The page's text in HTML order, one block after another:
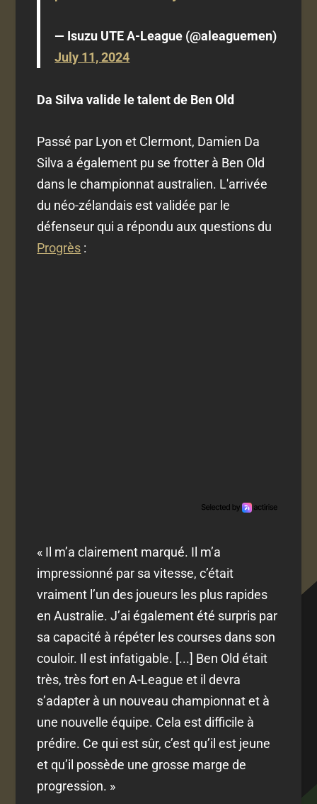
— Isuzu UTE A-League (@aleaguemen)
July 11, 2024
Da Silva valide le talent de Ben Old
Passé par Lyon et Clermont, Damien Da
Silva a également pu se frotter à Ben Old
dans le championnat australien. L'arrivée
du néo-zélandais est validée par le
défenseur qui a répondu aux questions du
Progrès :
« Il m’a clairement marqué. Il m’a
impressionné par sa vitesse, c’était
vraiment l’un des joueurs les plus rapides
en Australie. J’ai également été surpris par
sa capacité à répéter les courses dans son
couloir. Il est infatigable. [...] Ben Old était
très, très fort en A-League et il devra
s’adapter à un nouveau championnat et à
une nouvelle équipe. Cela est difficile à
prédire. Ce qui est sûr, c’est qu’il est jeune
et qu’il possède une grosse marge de
progression. »